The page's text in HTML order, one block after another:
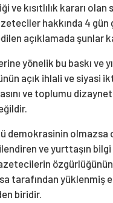
ve kısıtlılık kararı
hakkında 4 gün
açıklamada şunlar
yönelik bu baskı ve
açık ihlali ve siyasi
ve toplumu
demokrasinin olmazsa
ve yurttaşın bilgi
tarafından yüklenmiş
biridir.